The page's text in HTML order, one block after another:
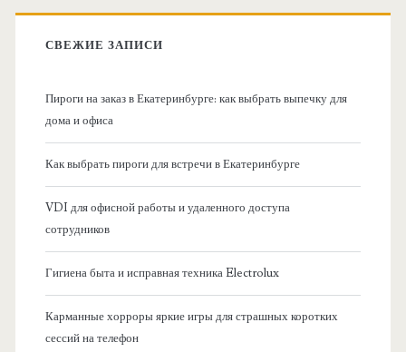
:
СВЕЖИЕ ЗАПИСИ
Пироги на заказ в Екатеринбурге: как выбрать выпечку для
дома и офиса
Как выбрать пироги для встречи в Екатеринбурге
VDI для офисной работы и удаленного доступа
сотрудников
Гигиена быта и исправная техника Electrolux
Карманные хорроры яркие игры для страшных коротких
сессий на телефон